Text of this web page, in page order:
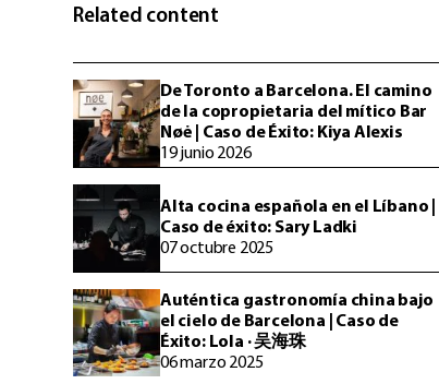
Related content
De Toronto a Barcelona. El camino
de la copropietaria del mítico Bar
Nøė | Caso de Éxito: Kiya Alexis
19 junio 2026
Alta cocina española en el Líbano |
Caso de éxito: Sary Ladki
07 octubre 2025
Auténtica gastronomía china bajo
el cielo de Barcelona | Caso de
Éxito: Lola · 吴海珠
06 marzo 2025